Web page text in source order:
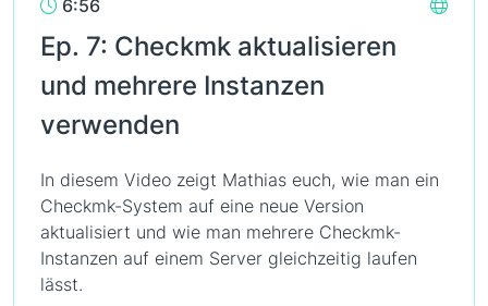
6:56
Ep. 7: Checkmk aktualisieren
und mehrere Instanzen
verwenden
In diesem Video zeigt Mathias euch, wie man ein
Checkmk-System auf eine neue Version
aktualisiert und wie man mehrere Checkmk-
Instanzen auf einem Server gleichzeitig laufen
lässt.